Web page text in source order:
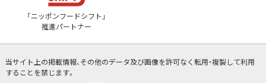
「ニッポンフードシフト」
推進パートナー
当サイト上の掲載情報、その他のデータ及び画像を許可なく転用・複製して利用
することを禁じます。